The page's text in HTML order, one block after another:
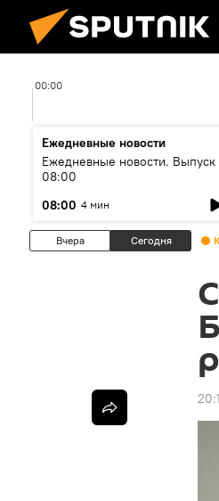
00:00
Ежедневные новости
Ежедневные новости. Выпуск
08:00
08:00 4 мин
Вчера Сегодня